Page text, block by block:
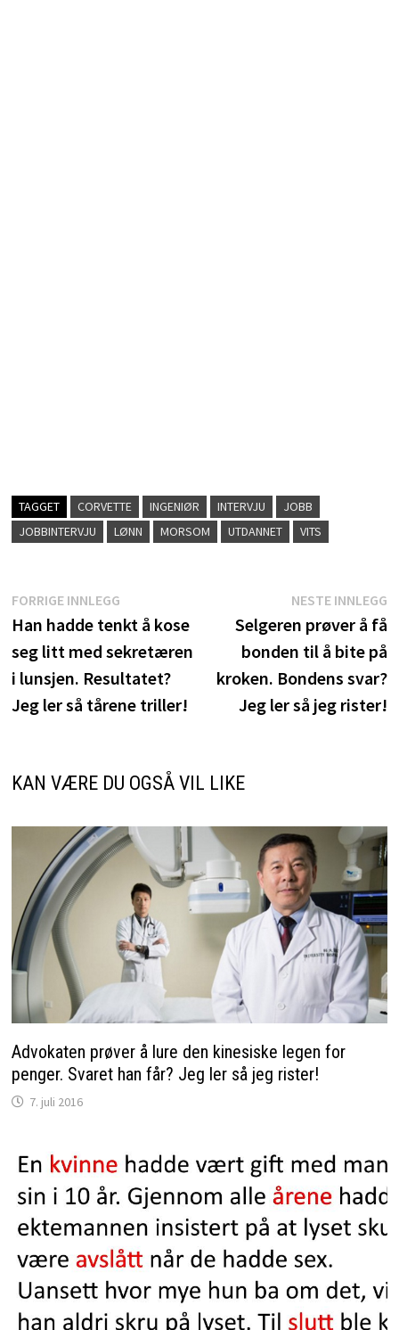
TAGGET CORVETTE INGENIØR INTERVJU
JOBB
JOBBINTERVJU
LØNN MORSOM UTDANNET VITS
Innleggsnavigasjon
FORRIGE INNLEGGForrige
innlegg:
Han hadde tenkt å kose
seg litt med sekretæren
i lunsjen. Resultatet?
Jeg ler så tårene triller!
NESTE INNLEGG
Selgeren prøver å få
bonden til å bite på
kroken. Bondens svar?
Jeg ler så jeg rister!
KAN VÆRE DU OGSÅ VIL LIKE
Advokaten prøver å lure den kinesiske legen for
penger. Svaret han får? Jeg ler så jeg rister!
7. juli 2016